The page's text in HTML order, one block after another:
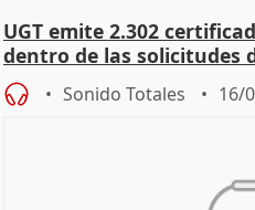
UGT emite 2.302
dentro de las solicitudes
Sonido Totales 16/